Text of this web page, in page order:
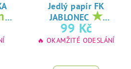
Jedlý papír FK
JABLONEC ★
oblíbený tisk na
jedlý papír
99 Kč
🔥 OKAMŽITÉ ODESLÁNÍ